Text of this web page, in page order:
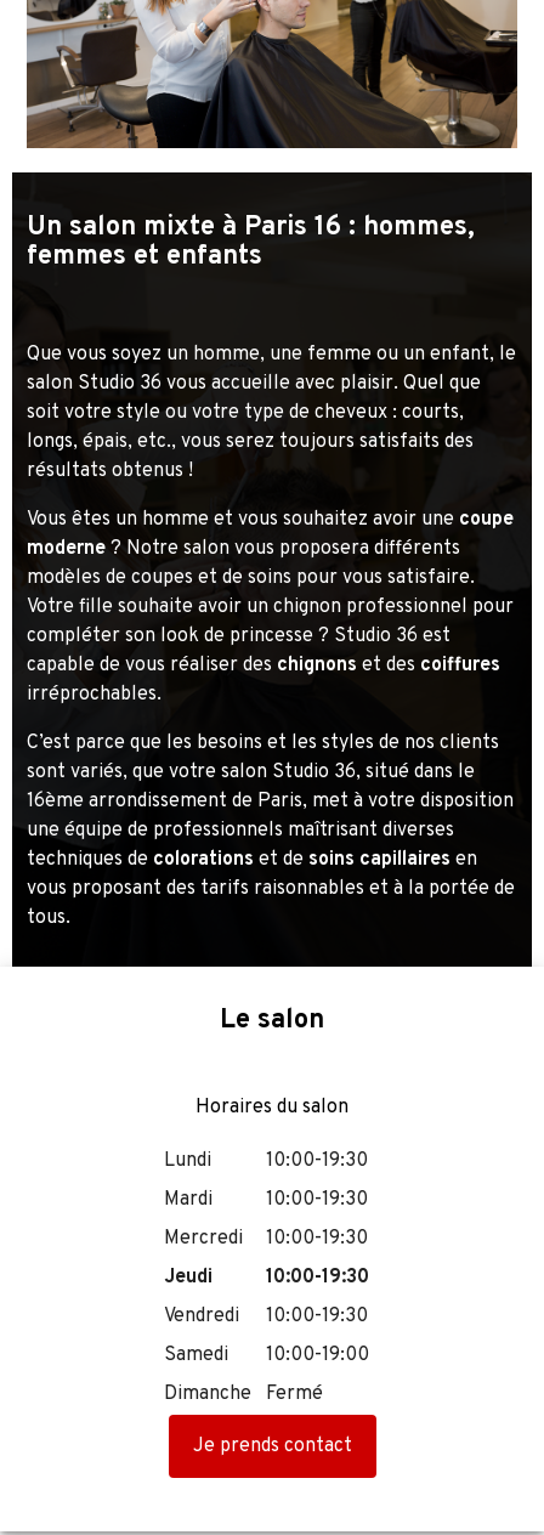
Un salon mixte à Paris 16 : hommes,
femmes et enfants
Que vous soyez un homme, une femme ou un enfant, le
salon Studio 36 vous accueille avec plaisir. Quel que
soit votre style ou votre type de cheveux : courts,
longs, épais, etc., vous serez toujours satisfaits des
résultats obtenus !
Vous êtes un homme et vous souhaitez avoir une coupe
moderne ? Notre salon vous proposera différents
modèles de coupes et de soins pour vous satisfaire.
Votre fille souhaite avoir un chignon professionnel pour
compléter son look de princesse ? Studio 36 est
capable de vous réaliser des chignons et des coiffures
irréprochables.
C’est parce que les besoins et les styles de nos clients
sont variés, que votre salon Studio 36, situé dans le
16ème arrondissement de Paris, met à votre disposition
une équipe de professionnels maîtrisant diverses
techniques de colorations et de soins capillaires en
vous proposant des tarifs raisonnables et à la portée de
tous.
Le salon
Horaires du salon
Lundi
10:00-19:30
Mardi
10:00-19:30
Mercredi
10:00-19:30
Jeudi
10:00-19:30
Vendredi
10:00-19:30
Samedi
10:00-19:00
Dimanche
Fermé
Je prends contact